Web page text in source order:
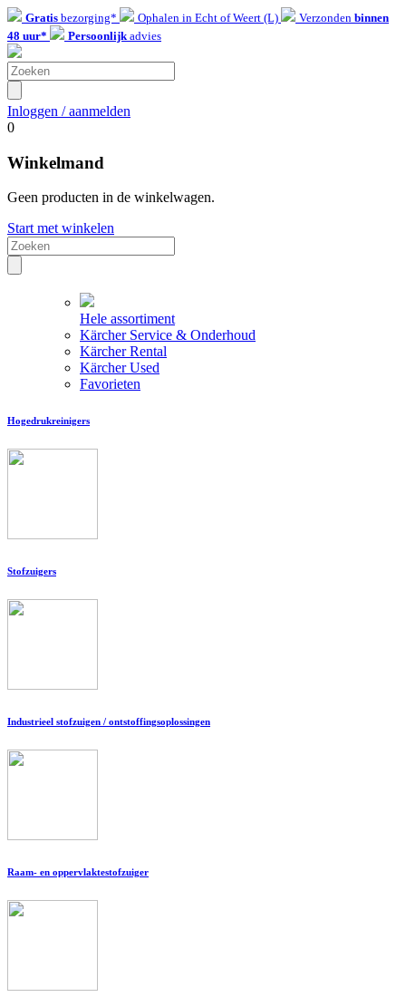
Gratis bezorging* Ophalen in Echt of Weert (L) Verzonden binnen
48 uur*
Persoonlijkadvies
Inloggen / aanmelden
0
Winkelmand
Geen producten in de winkelwagen.
Start met winkelen
Hele assortiment
Kärcher Service & Onderhoud
Kärcher Rental
Kärcher Used
Favorieten
Hogedrukreinigers
Stofzuigers
Industrieel stofzuigen / ontstoffingsoplossingen
Raam- en oppervlaktestofzuiger